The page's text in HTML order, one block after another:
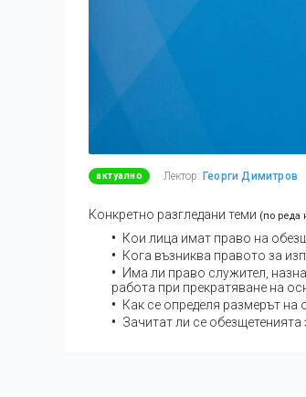
актуално Лектор: Георги Димитров
Конкретно разгледани теми (по реда
Кои лица имат право на
Кога възниква правото за
Има ли право служител,
работа при прекратяване на
Как се определя размерът на
Зачитат ли се обезщетенията